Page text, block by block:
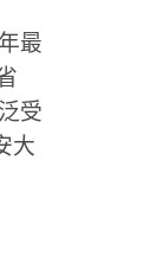
最
受
大